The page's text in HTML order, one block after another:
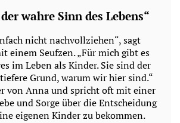
wahre Sinn des Lebens“
nicht nachvollziehen“, sagt
einem Seufzen. „Für mich gibt es
im Leben als Kinder. Sie sind der
Grund, warum wir hier sind.“
von Anna und spricht oft mit einer
und Sorge über die Entscheidung
eigenen Kinder zu bekommen.